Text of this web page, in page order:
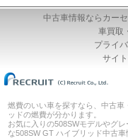
中古車情報ならカー
車買取
プライ
サイ
燃費のいい車を探すなら、中古車
ッドの燃費が分かります。
お気に入りの508SWモデルやグ
な508SW GT ハイブリッド中古